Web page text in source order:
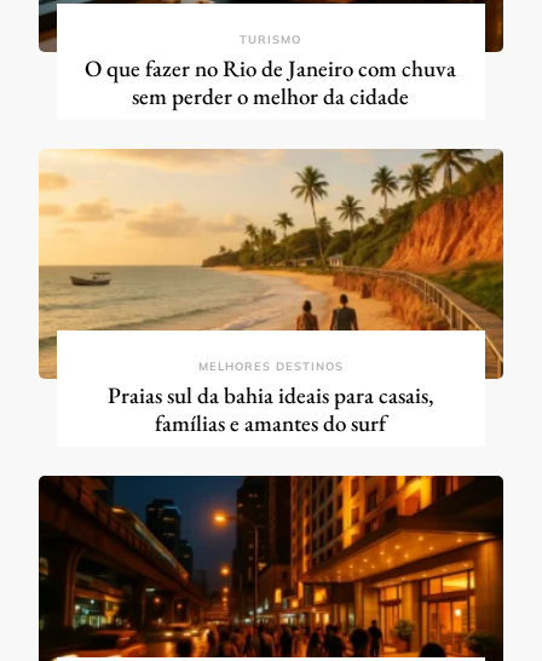
TURISMO
O que fazer no Rio de Janeiro com chuva
sem perder o melhor da cidade
MELHORES DESTINOS
Praias sul da bahia ideais para casais,
famílias e amantes do surf